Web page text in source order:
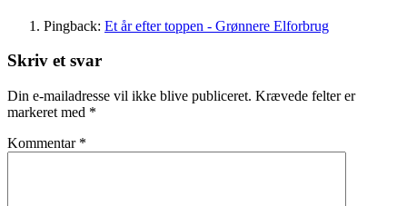
Pingback: Et år efter toppen - Grønnere Elforbrug
Skriv et svar
Din e-mailadresse vil ikke blive publiceret. Krævede felter er
markeret med *
Kommentar *